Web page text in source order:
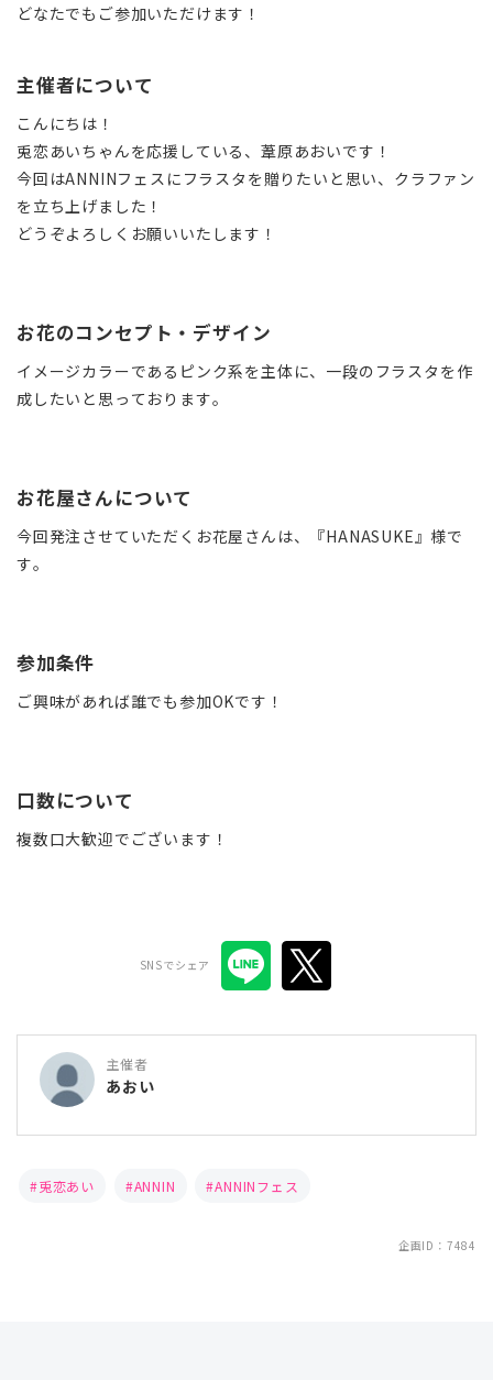
どなたでもご参加いただけます！
主催者について
こんにちは！
兎恋あいちゃんを応援している、葦原あおいです！
今回はANNINフェスにフラスタを贈りたいと思い、クラファン
を立ち上げました！
どうぞよろしくお願いいたします！
お花のコンセプト・デザイン
イメージカラーであるピンク系を主体に、一段のフラスタを作
成したいと思っております。
お花屋さんについて
今回発注させていただくお花屋さんは、『HANASUKE』様で
す。
参加条件
ご興味があれば誰でも参加OKです！
口数について
複数口大歓迎でございます！
SNSでシェア
主催者
あおい
兎恋あい ANNIN ANNINフェス
企画ID：7484